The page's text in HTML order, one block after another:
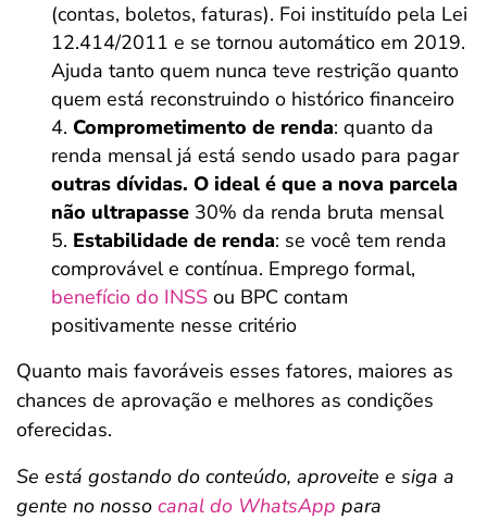
(contas, boletos, faturas). Foi instituído pela Lei
12.414/2011 e se tornou automático em 2019.
Ajuda tanto quem nunca teve restrição quanto
quem está reconstruindo o histórico financeiro
Comprometimento de renda: quanto da
renda mensal já está sendo usado para pagar
outras dívidas. O ideal é que a nova parcela
não ultrapasse 30% da renda bruta mensal
Estabilidade de renda: se você tem renda
comprovável e contínua. Emprego formal,
benefício do INSS ou BPC contam
positivamente nesse critério
Quanto mais favoráveis esses fatores, maiores as
chances de aprovação e melhores as condições
oferecidas.
Se está gostando do conteúdo, aproveite e siga a
gente no nosso canal do WhatsApp para